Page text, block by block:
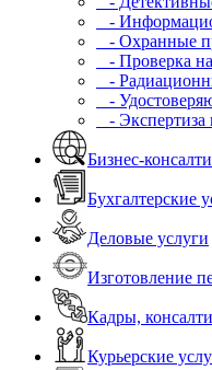
-
- Охранные
- Проверка
-
-
- Экспертиза
Бизнес-
Бухгалтерские
Деловые услуги
Изготовление
Кадры,
Курьерские